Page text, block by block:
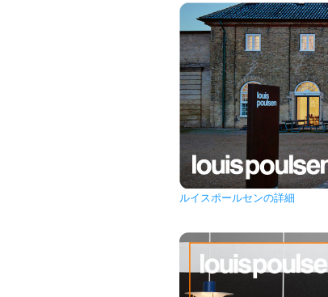
ルイスポールセンの詳細